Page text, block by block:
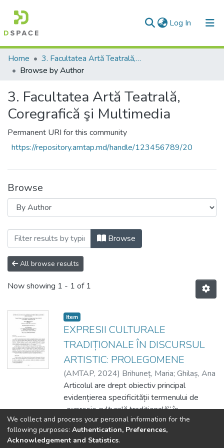
Log In (current)
Communities & Collections
All of DSpace
Home
3. Facultatea Artă Teatrală, Coregrafică şi Multimedia
Browse by Author
3. Facultatea Artă Teatrală,
Coregrafică şi Multimedia
Permanent URI for this community
https://repository.amtap.md/handle/123456789/20
Browse
Browsing 3. Facultatea Artă Teatrală,
Browse
All browse results
Now showing 1 - 1 of 1
Item
EXPRESII CULTURALE
TRADIȚIONALE ÎN DISCURSUL
ARTISTIC: PROLEGOMENE
(AMTAP, 2024) Brihuneț, Maria; Ghilaș, Ana
Articolul are drept obiectiv principal
evidențierea specificității termenului de
„expresie culturală tradițională” în
comparație cu alte concepte ce vizează arta
tradițională, memoria culturală ș.a. Metoda
istorică și cea comparată constituie
Show more
We collect and process your personal information for the
following purposes: Authentication, Preferences,
Acknowledgement and Statistics.